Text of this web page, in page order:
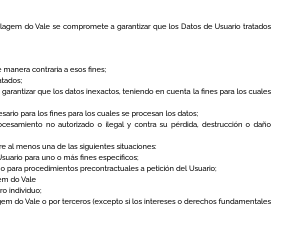
do Vale se compromete a garantizar que los Datos de Usuario tratados
contraria a esos fines;
que los datos inexactos, teniendo en cuenta la fines para los cuales
para los fines para los cuales se procesan los datos;
no autorizado o ilegal y contra su pérdida, destrucción o daño
al menos una de las siguientes situaciones:
para uno o más fines específicos;
para procedimientos precontractuales a petición del Usuario;
do Vale
individuo;
do Vale o por terceros (excepto si los intereses o derechos fundamentales